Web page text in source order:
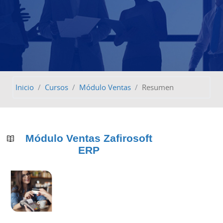
Inicio Cursos Módulo Ventas Resumen
Módulo Ventas Zafirosoft
ERP